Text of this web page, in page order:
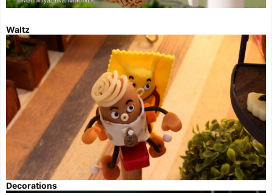
Waltz
Decorations